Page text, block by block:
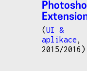
(UI &
aplikace ,
2015/2016)